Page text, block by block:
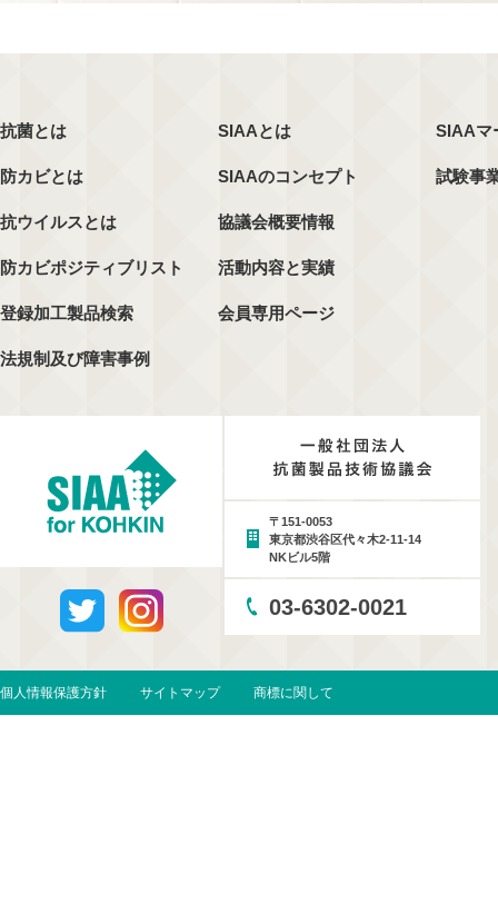
抗菌とは
防カビとは
抗ウイルスとは
防カビポジティブリスト
登録加工製品検索
法規制及び障害事例
SIAAとは
SIAAのコンセプト
協議会概要情報
活動内容と実績
会員専用ページ
SIAAマ
試験事
〒151-0053
東京都渋谷区代々木2-11-14
NKビル5階
03-6302-0021
個人情報保護方針 サイトマップ 商標に関して